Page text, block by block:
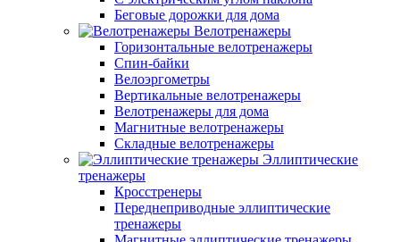
Беговые дорожки для дома
Велотренажеры
Горизонтальные велотренажеры
Спин-байки
Велоэргометры
Вертикальные велотренажеры
Велотренажеры для дома
Магнитные велотренажеры
Складные велотренажеры
Эллиптические
тренажеры
Кросстренеры
Переднеприводные эллиптические
тренажеры